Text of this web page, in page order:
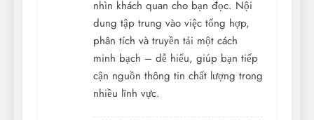
nhìn khách quan cho bạn đọc. Nội
dung tập trung vào việc tổng hợp,
phân tích và truyền tải một cách
minh bạch – dễ hiểu, giúp bạn tiếp
cận nguồn thông tin chất lượng trong
nhiều lĩnh vực.